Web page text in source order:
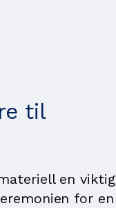
til
en viktig
for en